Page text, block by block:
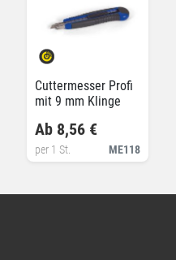
Cuttermesser Profi
mit 9 mm Klinge
ME118
Ab 8,56 €
per 1 St.